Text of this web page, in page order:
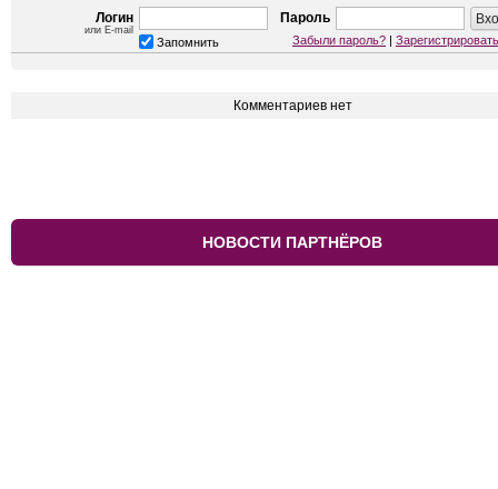
Логин
или E-mail
Пароль
Запомнить Забыли пароль? |
Комментариев нет
НОВОСТИ ПАРТНЁРОВ